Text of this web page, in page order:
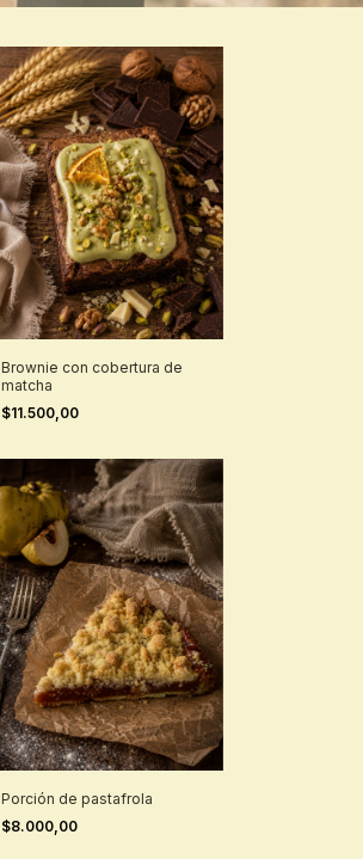
Brownie con cobertura de
matcha
$11.500,00
Porción de pastafrola
$8.000,00